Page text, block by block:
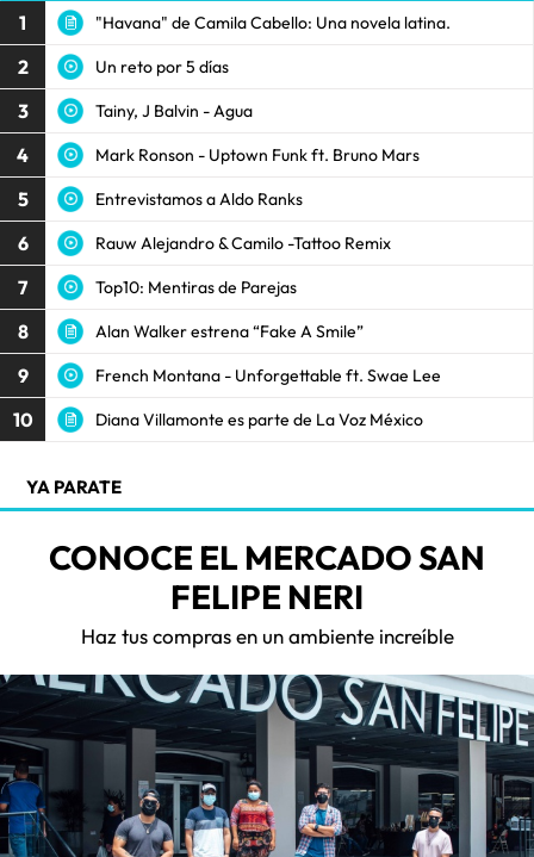
1 "Havana" de Camila Cabello: Una novela latina.
2 Un reto por 5 días
3 Tainy, J Balvin - Agua
4 Mark Ronson - Uptown Funk ft. Bruno Mars
5 Entrevistamos a Aldo Ranks
6 Rauw Alejandro & Camilo -Tattoo Remix
7 Top10: Mentiras de Parejas
8 Alan Walker estrena “Fake A Smile”
9 French Montana - Unforgettable ft. Swae Lee
10 Diana Villamonte es parte de La Voz México
YA PARATE
CONOCE EL MERCADO SAN
FELIPE NERI
Haz tus compras en un ambiente increíble